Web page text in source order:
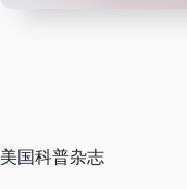
美国科普杂志